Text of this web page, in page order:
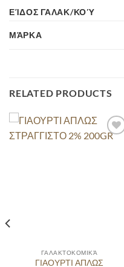
ΕΊΔΟΣ ΓΑΛΑΚ/ΚΟΎ
ΜΆΡΚΑ
RELATED PRODUCTS
ΓΑΛΑΚΤΟΚΟΜΙΚΆ
ΓΙΑΟΥΡΤΙ ΑΠΛΩΣ